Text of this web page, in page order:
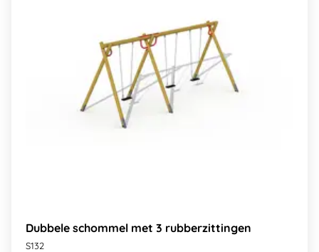
Dubbele schommel met 3 rubberzittingen
S132